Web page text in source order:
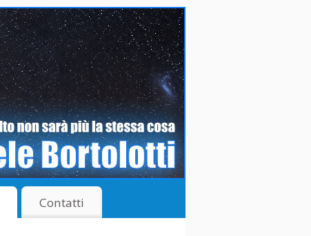
Contatti